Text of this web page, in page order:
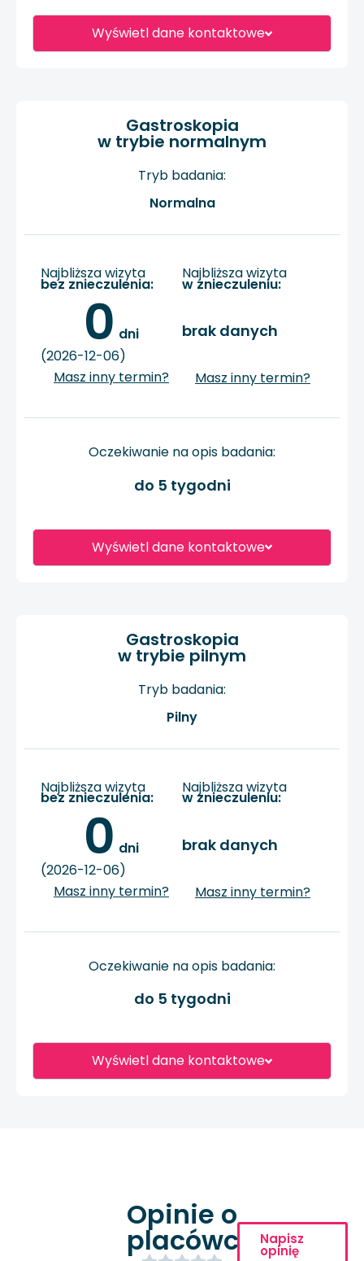
Wyświetl dane kontaktowe
Wyświetl dane kontaktowe
Gastroskopia
w trybie normalnym
Tryb badania:
Normalna
Najbliższa wizyta
bez znieczulenia:
0 dni
(2026-12-06)
Masz inny termin?
Najbliższa wizyta
w znieczuleniu:
brak danych
Masz inny termin?
Oczekiwanie na opis badania:
do 5 tygodni
Wyświetl dane kontaktowe
Gastroskopia
w trybie pilnym
Tryb badania:
Pilny
Najbliższa wizyta
bez znieczulenia:
0 dni
(2026-12-06)
Masz inny termin?
Najbliższa wizyta
w znieczuleniu:
brak danych
Masz inny termin?
Oczekiwanie na opis badania:
do 5 tygodni
Opinie o
placówce Napisz
opinię